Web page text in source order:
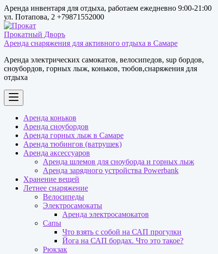
Перейти
к
содержимому
Аренда инвентаря для отдыха, работаем ежедневно 9:00-21:00
ул. Потапова, 2 +79871552000
Аренда снаряжения для активного отдыха в Самаре
Аренда электрических самокатов, велосипедов, sup бордов,
сноубордов, горных лыж, коньков, тюбов,снаряжения для
отдыха
Аренда коньков
Аренда сноубордов
Аренда горных лыж в Самаре
Аренда тюбингов (ватрушек)
Аренда аксессуаров
Аренда шлемов для сноуборда и горных лыж
Аренда зарядного устройства Powerbank
Хранение вещей
Летнее снаряжение
Велосипеды
Электросамокаты
Аренда электросамокатов
Сапы
Что взять с собой на САП прогулки
Йога на САП бордах. Что это такое?
Рюкзак